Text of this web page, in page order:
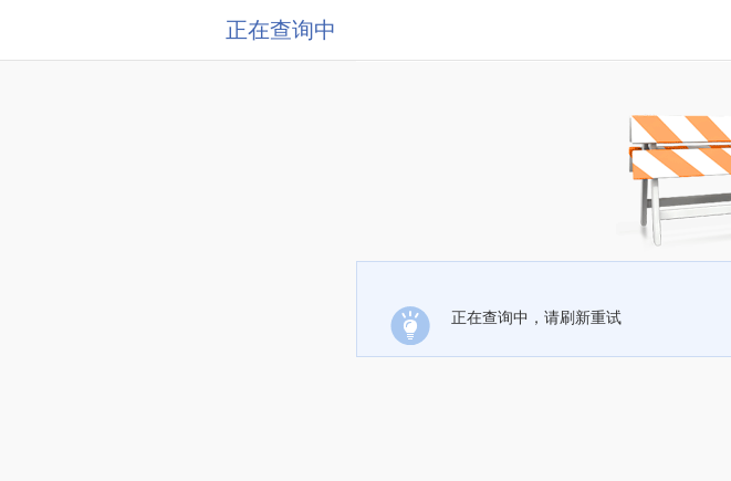
正在查询中
正在查询中，请刷新重试